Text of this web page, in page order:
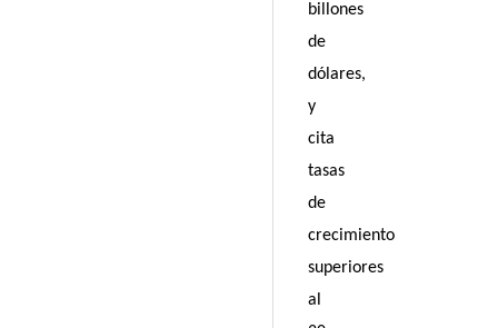
billones
de
dólares,
y
cita
tasas
de
crecimiento
superiores
al